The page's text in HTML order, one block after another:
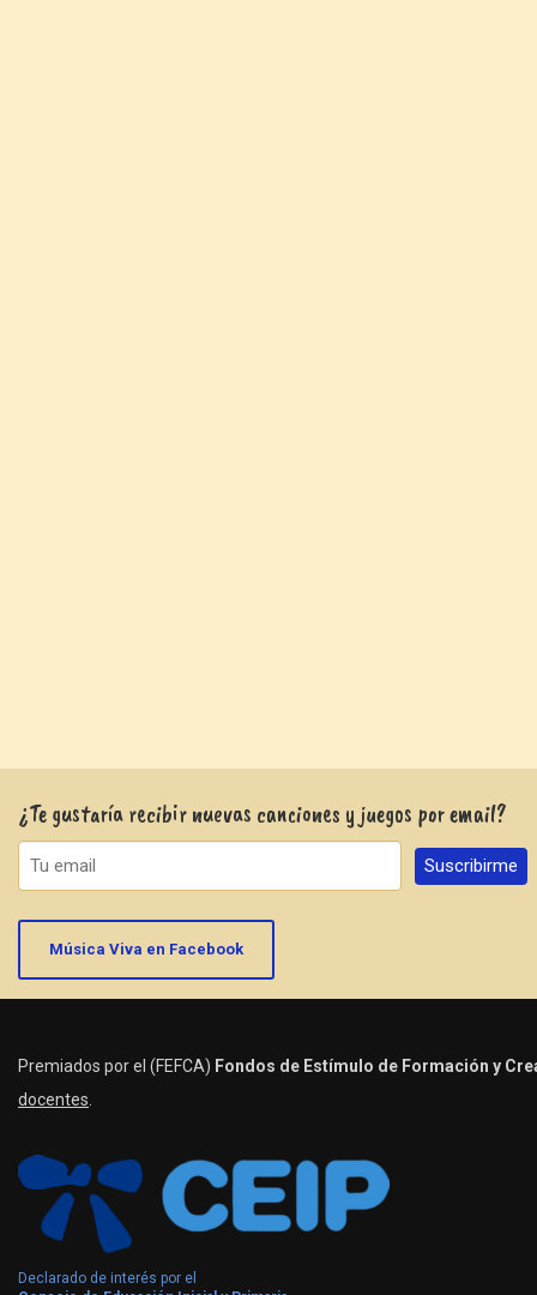
¿Te gustaría recibir nuevas canciones y juegos por email?
Música Viva en Facebook
Premiados por el (FEFCA) Fondos de Estímulo de Formación y
docentes
Declarado de interés por el